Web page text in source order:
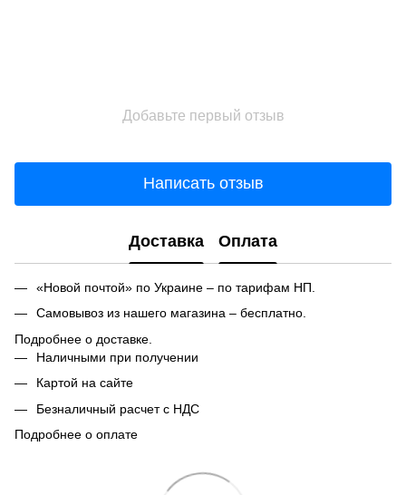
Добавьте первый отзыв
Написать отзыв
Доставка Оплата
«Новой почтой» по Украине – по тарифам НП.
Самовывоз из нашего магазина – бесплатно.
Подробнее о доставке.
Наличными при получении
Картой на сайте
Безналичный расчет с НДС
Подробнее о оплате